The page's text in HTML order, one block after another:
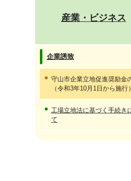
産業・ビジネス
企業誘致
守山市企業立地促進奨励金
（令和3年10月1日から施行）
工場立地法に基づく手続き
て